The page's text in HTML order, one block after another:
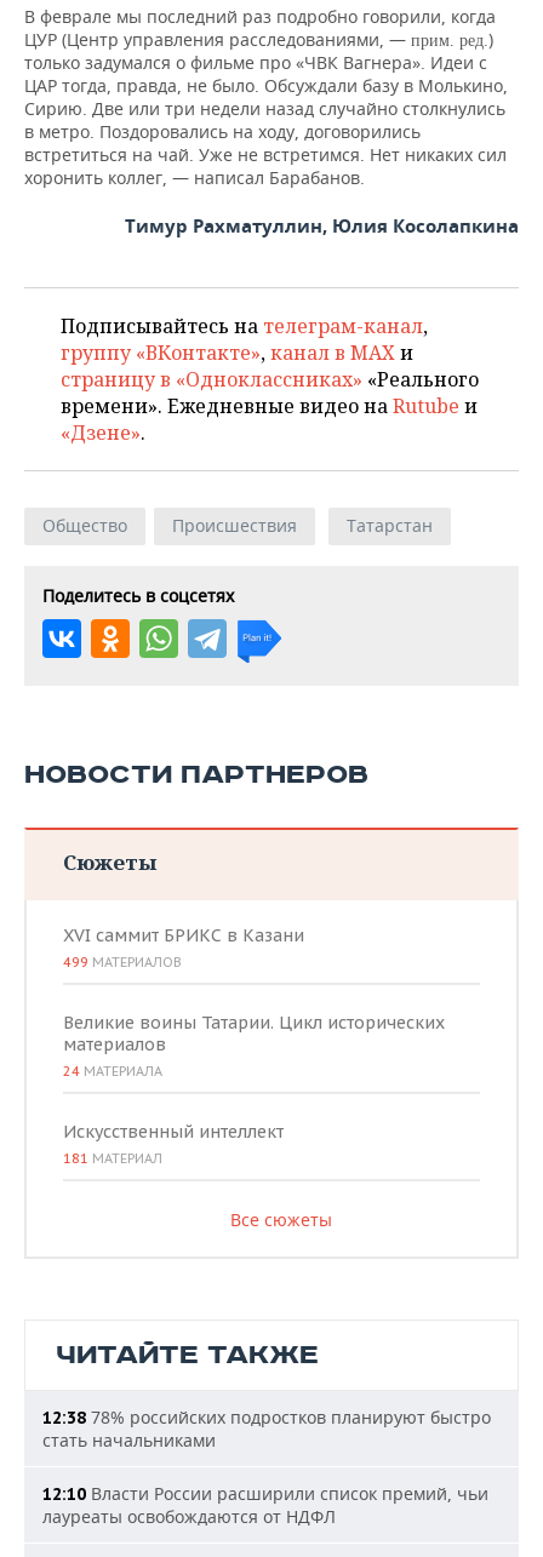
В феврале мы последний раз подробно говорили, когда
ЦУР (Центр управления расследованиями, — прим. ред.)
только задумался о фильме про «ЧВК Вагнера». Идеи с
ЦАР тогда, правда, не было. Обсуждали базу в Молькино,
Сирию. Две или три недели назад случайно столкнулись
в метро. Поздоровались на ходу, договорились
встретиться на чай. Уже не встретимся. Нет никаких сил
хоронить коллег, — написал Барабанов.
Тимур Рахматуллин, Юлия Косолапкина
Подписывайтесь на телеграм-канал,
группу «ВКонтакте»,канал в MAXи
страницу в «Одноклассниках» «Реального
времени». Ежедневные видео наRutube и
«Дзене».
Общество Происшествия Татарстан
Поделитесь в соцсетях
НОВОСТИ ПАРТНЕРОВ
Сюжеты
XVI саммит БРИКС в Казани
499 МАТЕРИАЛОВ
Великие воины Татарии. Цикл исторических
материалов
24 МАТЕРИАЛА
Искусственный интеллект
181 МАТЕРИАЛ
Все сюжеты
ЧИТАЙТЕ ТАКЖЕ
12:38 78% российских подростков планируют быстро
стать начальниками
12:10 Власти России расширили список премий, чьи
лауреаты освобождаются от НДФЛ